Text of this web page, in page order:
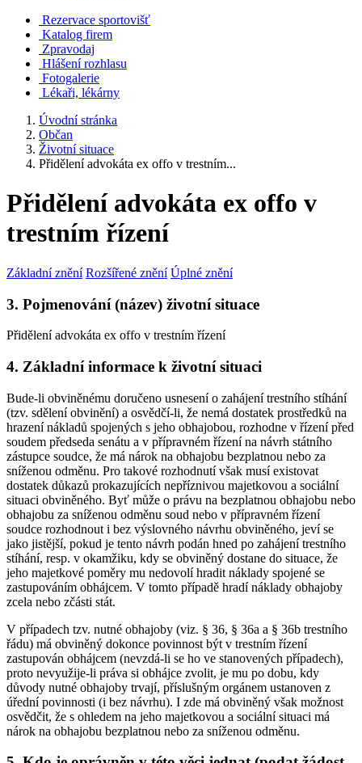
Rezervace sportovišť
Katalog firem
Zpravodaj
Hlášení rozhlasu
Fotogalerie
Lékaři, lékárny
Úvodní stránka
Občan
Životní situace
Přidělení advokáta ex offo v trestním...
Přidělení advokáta ex offo v
trestním řízení
Základní znění Rozšířené znění Úplné znění
3. Pojmenování (název) životní situace
Přidělení advokáta ex offo v trestním řízení
4. Základní informace k životní situaci
Bude-li obviněnému doručeno usnesení o zahájení trestního stíhání
(tzv. sdělení obvinění) a osvědčí-li, že nemá dostatek prostředků na
hrazení nákladů spojených s jeho obhajobou, rozhodne v řízení před
soudem předseda senátu a v přípravném řízení na návrh státního
zástupce soudce, že má nárok na obhajobu bezplatnou nebo za
sníženou odměnu. Pro takové rozhodnutí však musí existovat
dostatek důkazů prokazujících nepříznivou majetkovou a sociální
situaci obviněného. Byť může o právu na bezplatnou obhajobu nebo
obhajobu za sníženou odměnu soud nebo v přípravném řízení
soudce rozhodnout i bez výslovného návrhu obviněného, jeví se
jako jistější, pokud je tento návrh podán hned po zahájení trestního
stíhání, resp. v okamžiku, kdy se obviněný dostane do situace, že
jeho majetkové poměry mu nedovolí hradit náklady spojené se
zastupováním obhájcem. V tomto případě hradí náklady obhajoby
zcela nebo zčásti stát.
V případech tzv. nutné obhajoby (viz. § 36, § 36a a § 36b trestního
řádu) má obviněný dokonce povinnost být v trestním řízení
zastupován obhájcem (nevzdá-li se ho ve stanovených případech),
proto nevyužije-li práva si obhájce zvolit, je mu po dobu, kdy
důvody nutné obhajoby trvají, příslušným orgánem ustanoven z
úřední povinnosti (i bez návrhu). I zde má obviněný však možnost
osvědčit, že s ohledem na jeho majetkovou a sociální situaci má
nárok na obhajobu bezplatnou nebo za sníženou odměnu.